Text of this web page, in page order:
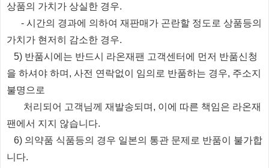
상품의 가치가 상실한 경우.
- 시간의 경과에 의하여 재판매가 곤란할 정도로 상품등의
가치가 현저히 감소한 경우.
5) 반품시에는 반드시 라온재팬 고객센터에 먼저 반품신청
을 하셔야 하며, 사전 연락없이 임의로 반품하는 경우, 주소지
불명으로
처리되 어 고객님께 재발송되며, 이에 따른 책임은 라온재
팬에서 지지 않습니다.
6) 의약품 식품등의 경우 일본의 통관 문제로 반품이 불가합
니다.